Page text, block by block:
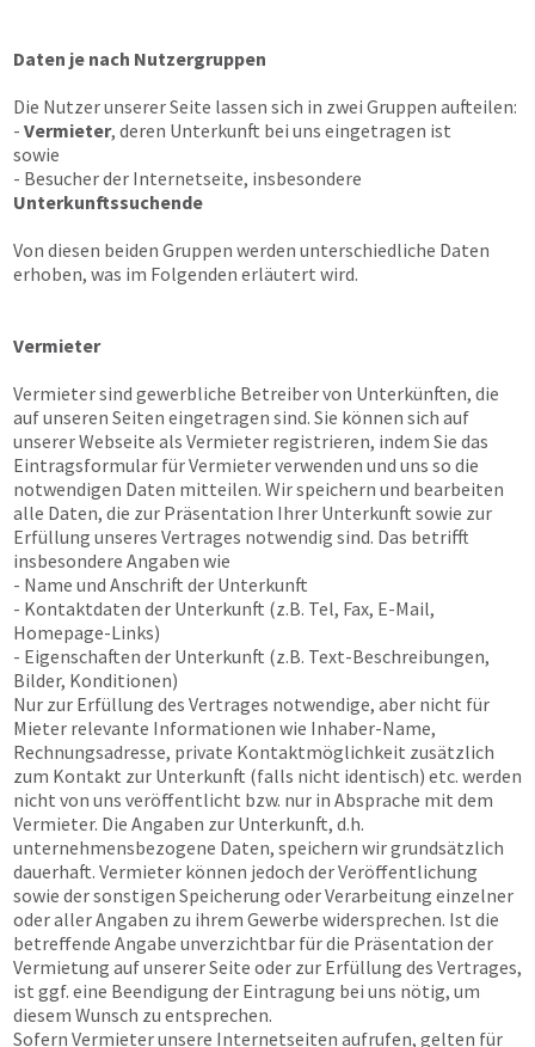
Daten je nach Nutzergruppen
Die Nutzer unserer Seite lassen sich in zwei Gruppen aufteilen:
- Vermieter, deren Unterkunft bei uns eingetragen ist
sowie
- Besucher der Internetseite, insbesondere
Unterkunftssuchende
Von diesen beiden Gruppen werden unterschiedliche Daten
erhoben, was im Folgenden erläutert wird.
Vermieter
Vermieter sind gewerbliche Betreiber von Unterkünften, die
auf unseren Seiten eingetragen sind. Sie können sich auf
unserer Webseite als Vermieter registrieren, indem Sie das
Eintragsformular für Vermieter verwenden und uns so die
notwendigen Daten mitteilen. Wir speichern und bearbeiten
alle Daten, die zur Präsentation Ihrer Unterkunft sowie zur
Erfüllung unseres Vertrages notwendig sind. Das betrifft
insbesondere Angaben wie
- Name und Anschrift der Unterkunft
- Kontaktdaten der Unterkunft (z.B. Tel, Fax, E-Mail,
Homepage-Links)
- Eigenschaften der Unterkunft (z.B. Text-Beschreibungen,
Bilder, Konditionen)
Nur zur Erfüllung des Vertrages notwendige, aber nicht für
Mieter relevante Informationen wie Inhaber-Name,
Rechnungsadresse, private Kontaktmöglichkeit zusätzlich
zum Kontakt zur Unterkunft (falls nicht identisch) etc. werden
nicht von uns veröffentlicht bzw. nur in Absprache mit dem
Vermieter. Die Angaben zur Unterkunft, d.h.
unternehmensbezogene Daten, speichern wir grundsätzlich
dauerhaft. Vermieter können jedoch der Veröffentlichung
sowie der sonstigen Speicherung oder Verarbeitung einzelner
oder aller Angaben zu ihrem Gewerbe widersprechen. Ist die
betreffende Angabe unverzichtbar für die Präsentation der
Vermietung auf unserer Seite oder zur Erfüllung des Vertrages,
ist ggf. eine Beendigung der Eintragung bei uns nötig, um
diesem Wunsch zu entsprechen.
Sofern Vermieter unsere Internetseiten aufrufen, gelten für